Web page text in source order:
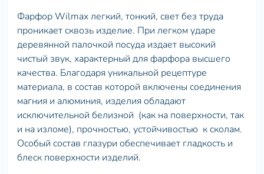
Фарфор Wilmax легкий, тонкий, свет без труда
проникает сквозь изделие. При легком ударе
деревянной палочкой посуда издает высокий
чистый звук, характерный для фарфора высшего
качества. Благодаря уникальной рецептуре
материала, в состав которой включены соединения
магния и алюминия, изделия обладают
исключительной белизной (как на поверхности, так
и на изломе), прочностью, устойчивостью к сколам.
Особый состав глазури обеспечивает гладкость и
блеск поверхности изделий.